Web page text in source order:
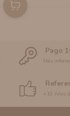
Pago
Más
+10 Años